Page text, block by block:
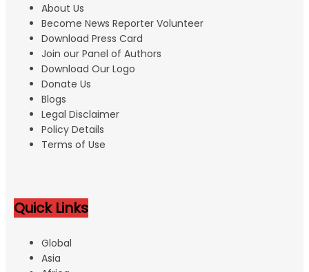
About Us
Become News Reporter Volunteer
Download Press Card
Join our Panel of Authors
Download Our Logo
Donate Us
Blogs
Legal Disclaimer
Policy Details
Terms of Use
Quick Links
Global
Asia